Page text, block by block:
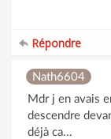
Répondre
Nath6604
Mdr j en avais
descendre
déjà ca...